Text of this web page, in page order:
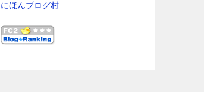
にほんブログ村